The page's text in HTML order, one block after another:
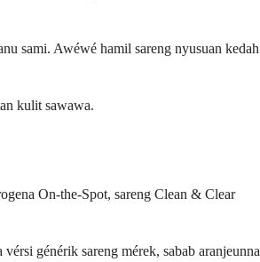
sami. Awéwé hamil sareng nyusuan kedah
kulit sawawa.
On-the-Spot, sareng Clean & Clear
générik sareng mérek, sabab aranjeunna